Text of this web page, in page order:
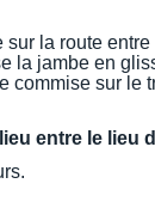
sur la route
la jambe en
commise sur le
lieu entre le lieu